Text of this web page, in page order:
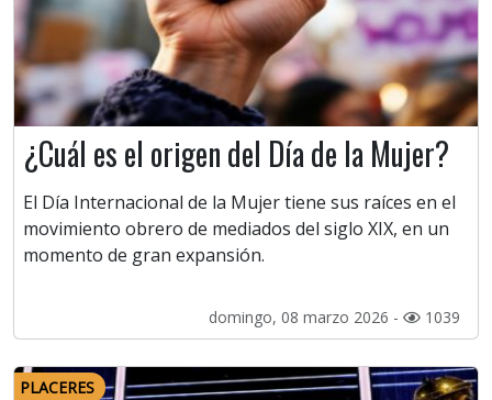
¿Cuál es el origen del Día de la Mujer?
El Día Internacional de la Mujer tiene sus raíces en el
movimiento obrero de mediados del siglo XIX, en un
momento de gran expansión.
domingo, 08 marzo 2026 - 1039
PLACERES